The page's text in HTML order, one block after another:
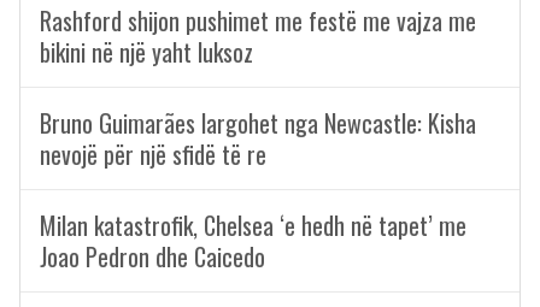
Rashford shijon pushimet me festë me vajza me
bikini në një yaht luksoz
Bruno Guimarães largohet nga Newcastle: Kisha
nevojë për një sfidë të re
Milan katastrofik, Chelsea ‘e hedh në tapet’ me
Joao Pedron dhe Caicedo